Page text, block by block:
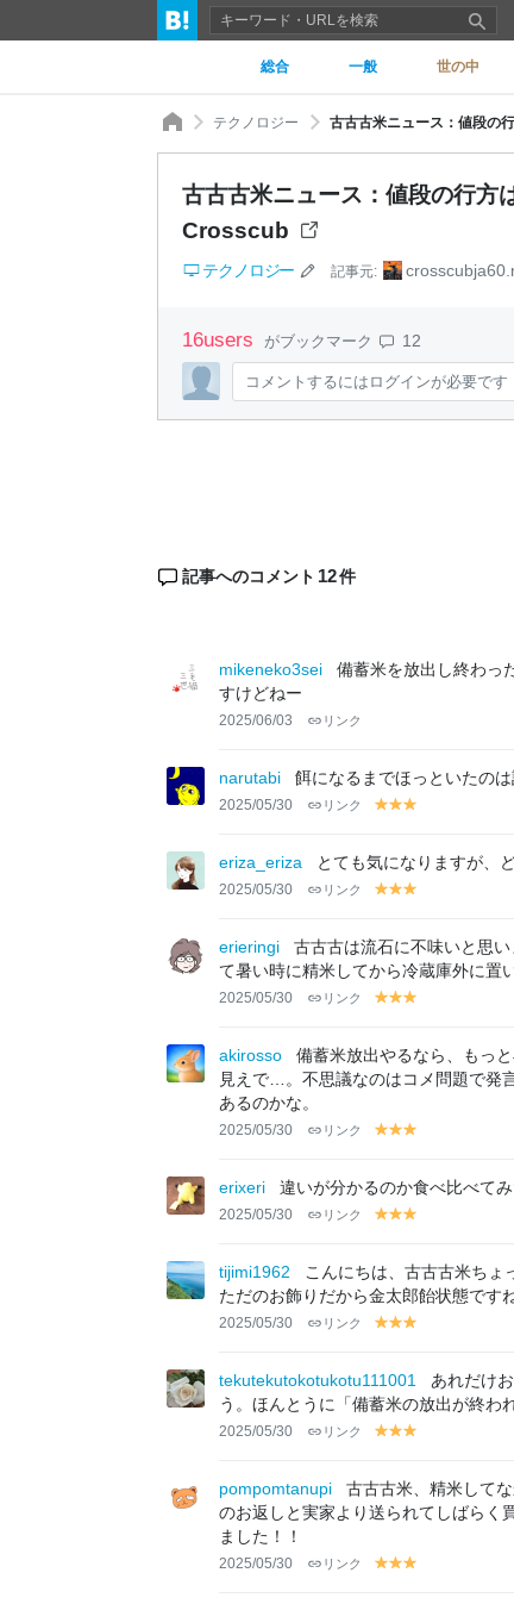
総合 一般 世の中
テクノロジー 古古古米ニュース：値段の
古古古米ニュース：値段の行方
Crosscub
テクノロジー 記事元:
16users がブックマーク 12
コメントするにはログインが必要です
記事へのコメント 12件
mikeneko3sei
備蓄米を放出し終わっ
すけどねー
2025/06/03 リンク
narutabi
2025/05/30 リンク
y
lo
w
y
lo
w
lo
w
eriza_eriza とても気になりますが、
2025/05/30 リンク
y
lo
w
y
lo
w
lo
w
erieringi
古古古は流石に不味いと思
て暑い時に精米してから冷蔵庫外に置
2025/05/30 リンク
y
lo
w
y
lo
w
lo
w
akirosso
備蓄米放出やるなら、もっ
見えで…。不思議なのはコメ問題で発
あるのかな。
2025/05/30 リンク
y
lo
w
y
lo
w
lo
w
erixeri 違いが分かるのか食べ比べて
2025/05/30 リンク
y
lo
w
y
w
lo
w
tijimi1962
こんにちは、古古古米ち
ただのお飾りだから金太郎飴状態です
2025/05/30 リンク
y
lo
w
y
lo
w
lo
w
tekutekutokotukotu111001
あれだけ
う。ほんとうに「備蓄米の放出が終わ
2025/05/30 リンク
y
lo
w
y
lo
w
lo
w
pompomtanupi
古古古米、精米して
のお返しと実家より送られてしばらく
ました！！
2025/05/30 リンク
y y